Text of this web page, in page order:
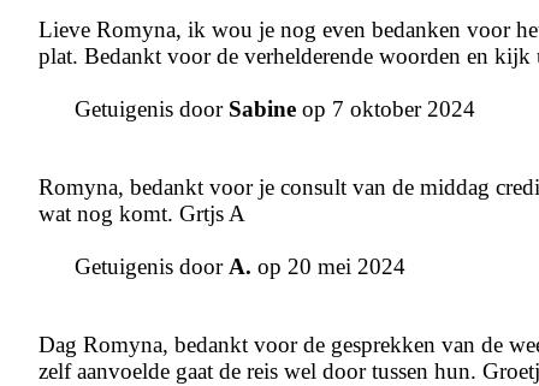
Lieve Romyna, ik wou je nog even bedanken voor
plat. Bedankt voor de verhelderende woorden en
Getuigenis door Sabine op 7 oktober 2024
Romyna, bedankt voor je consult van de middag
wat nog komt. Grtjs A
Getuigenis doorA. op 20 mei 2024
Dag Romyna, bedankt voor de gesprekken van de
zelf aanvoelde gaat de reis wel door tussen hun.